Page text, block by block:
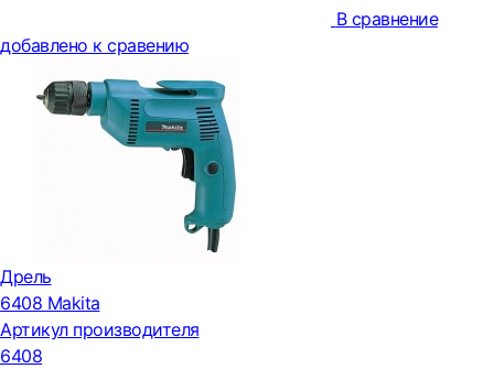
В сравнение
добавлено к сравению
Дрель
6408 Makita
Артикул производителя
6408